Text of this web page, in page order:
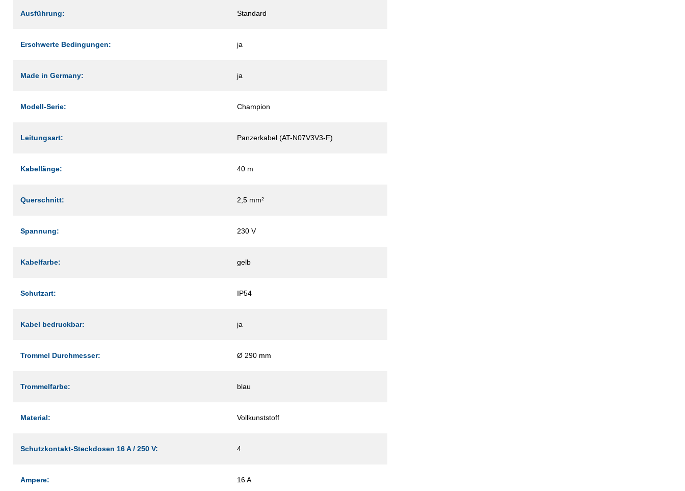
Ausführung: Standard
Erschwerte Bedingungen: ja
Made in Germany: ja
Modell-Serie: Champion
Leitungsart: Panzerkabel (AT-N07V3V3-F)
Kabellänge: 40 m
Querschnitt: 2,5 mm²
Spannung: 230 V
Kabelfarbe: gelb
Schutzart: IP54
Kabel bedruckbar: ja
Trommel Durchmesser: Ø 290 mm
Trommelfarbe: blau
Material: Vollkunststoff
Schutzkontakt-Steckdosen 16 A / 250 V: 4
Ampere: 16 A